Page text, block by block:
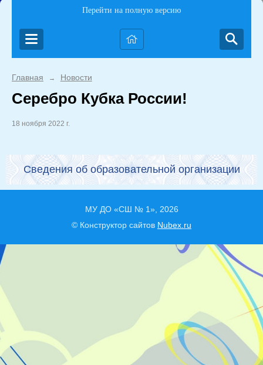
Перейти на полную версию
Главная → Новости
Серебро Кубка России!
18 ноября 2022 г.
Сведения об образовательной организации
МУ ДО «СШ № 1», 2026
© Конструктор сайтов Nubex.ru